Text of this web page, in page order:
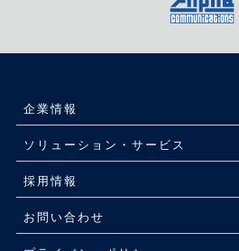
企業情報
ソリューション・サービス
採用情報
お問い合わせ